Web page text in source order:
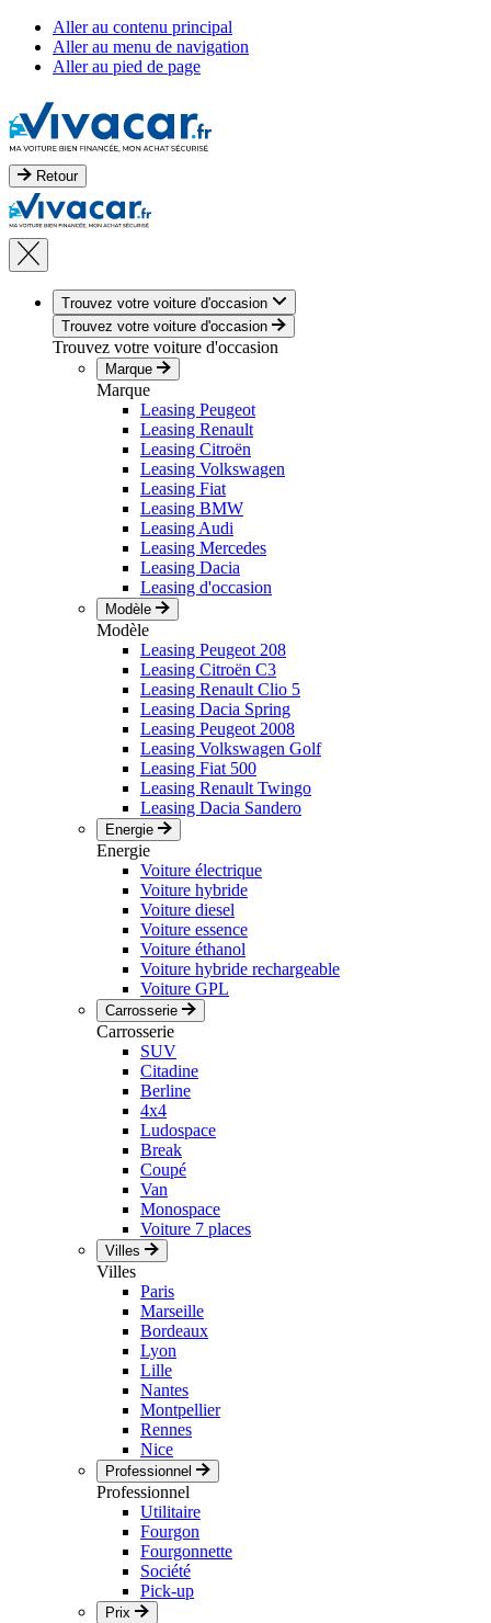
Aller au contenu principal
Aller au menu de navigation
Aller au pied de page
Retour
Trouvez votre voiture d'occasion
Trouvez votre voiture d'occasion
Trouvez votre voiture d'occasion
Marque
Marque
Leasing Peugeot
Leasing Renault
Leasing Citroën
Leasing Volkswagen
Leasing Fiat
Leasing BMW
Leasing Audi
Leasing Mercedes
Leasing Dacia
Leasing d'occasion
Modèle
Modèle
Leasing Peugeot 208
Leasing Citroën C3
Leasing Renault Clio 5
Leasing Dacia Spring
Leasing Peugeot 2008
Leasing Volkswagen Golf
Leasing Fiat 500
Leasing Renault Twingo
Leasing Dacia Sandero
Energie
Energie
Voiture électrique
Voiture hybride
Voiture diesel
Voiture essence
Voiture éthanol
Voiture hybride rechargeable
Voiture GPL
Carrosserie
Carrosserie
SUV
Citadine
Berline
4x4
Ludospace
Break
Coupé
Van
Monospace
Voiture 7 places
Villes
Villes
Paris
Marseille
Bordeaux
Lyon
Lille
Nantes
Montpellier
Rennes
Nice
Professionnel
Professionnel
Utilitaire
Fourgon
Fourgonnette
Société
Pick-up
Prix